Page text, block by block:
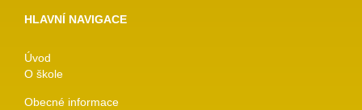
HLAVNÍ NAVIGACE
Úvod
O škole
Obecné informace